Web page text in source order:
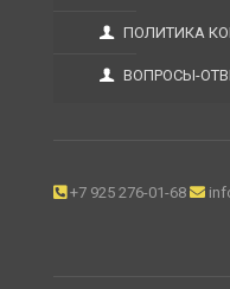
ПОЛИТИКА
ВОПРОСЫ-
+7 925 276-01-68